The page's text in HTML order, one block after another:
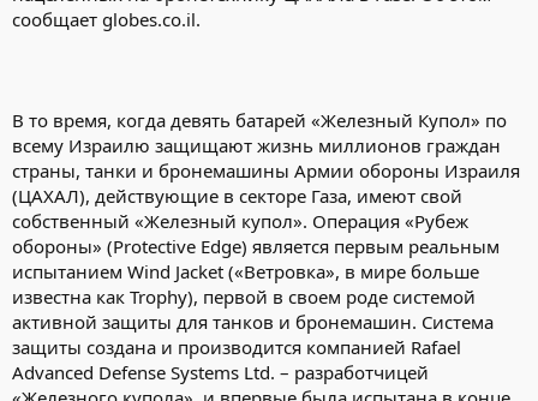
сообщает globes.co.il.
В то время, когда девять батарей «Железный Купол» по
всему Израилю защищают жизнь миллионов граждан
страны, танки и бронемашины Армии обороны Израиля
(ЦАХАЛ), действующие в секторе Газа, имеют свой
собственный «Железный купол». Операция «Рубеж
обороны» (Protective Edge) является первым реальным
испытанием Wind Jacket («Ветровка», в мире больше
известна как Trophy), первой в своем роде системой
активной защиты для танков и бронемашин. Система
защиты создана и производится компанией Rafael
Advanced Defense Systems Ltd. – разработчицей